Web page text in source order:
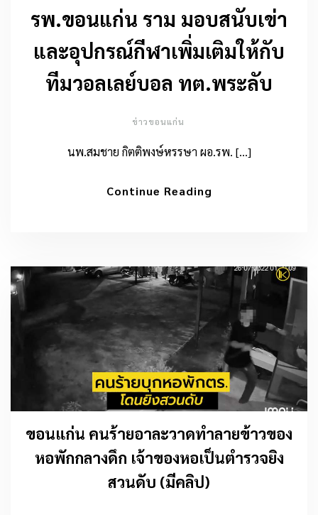
รพ.ขอนแก่น ราม มอบสนับเข่า
และอุปกรณ์กีฬาเพิ่มเติมให้กับ
ทีมวอลเลย์บอล ทต.พระลับ
ข่าวขอนแก่น
นพ.สมชาย กิตติพงษ์หรรษา ผอ.รพ. […]
Continue Reading
ขอนแก่น คนร้ายอาละวาดทำลายข้าวของ
หอพักกลางดึก เจ้าของหอเป็นตำรวจยิง
สวนดับ (มีคลิป)